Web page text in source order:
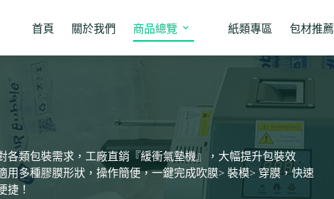
首頁 關於我們 商品總覽 紙類專區 包材推薦
各類包裝需求，工廠直銷『緩衝氣墊機』，大幅提升包裝效
用多種膠膜形狀，操作簡便，一鍵完成吹膜> 裝模> 穿膜，快速
捷！